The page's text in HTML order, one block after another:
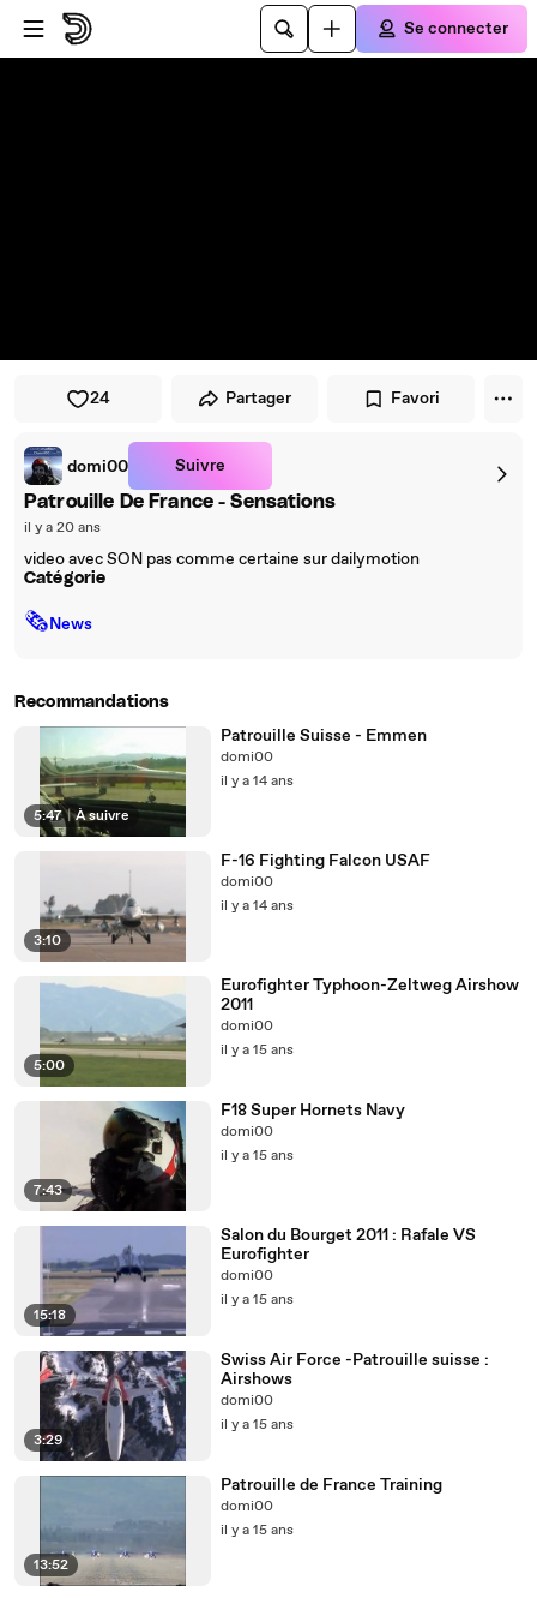
Passer au player
Passer au contenu principal
Se connecter
24 Partager Favori
domi00 Suivre
Patrouille De France - Sensations
il y a 20 ans
video avec SON pas comme certaine sur dailymotion
Catégorie
🗞News
Recommandations
5:47 | À suivre
Patrouille Suisse - Emmen
domi00
il y a 14 ans
3:10
F-16 Fighting Falcon USAF
domi00
il y a 14 ans
5:00
Eurofighter Typhoon-Zeltweg Airshow
2011
domi00
il y a 15 ans
7:43
F18 Super Hornets Navy
domi00
il y a 15 ans
15:18
Salon du Bourget 2011 : Rafale VS
Eurofighter
domi00
il y a 15 ans
3:29
Swiss Air Force -Patrouille suisse :
Airshows
domi00
il y a 15 ans
13:52
Patrouille de France Training
domi00
il y a 15 ans